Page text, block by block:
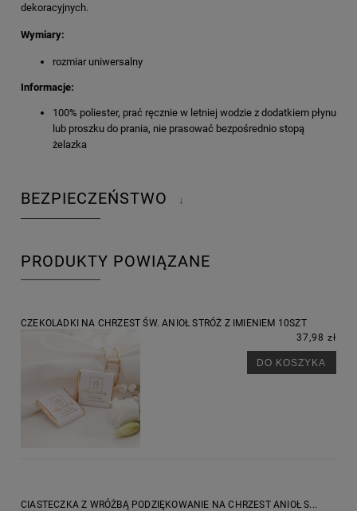
dekoracyjnych.
Wymiary:
rozmiar uniwersalny
Informacje:
100% poliester, prać ręcznie w letniej wodzie z dodatkiem płynu
lub proszku do prania, nie prasować bezpośrednio stopą
żelazka
BEZPIECZEŃSTWO ↓
PRODUKTY POWIĄZANE
CZEKOLADKI NA CHRZEST ŚW. ANIOŁ STRÓŻ Z IMIENIEM 10SZT
37,98 zł
DO KOSZYKA
CIASTECZKA Z WRÓŻBĄ PODZIĘKOWANIE NA CHRZEST ANIOŁ S...